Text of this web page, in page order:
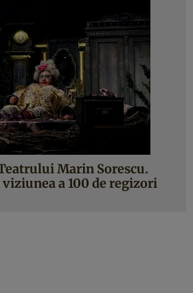
Marin Sorescu.
a 100 de regizori